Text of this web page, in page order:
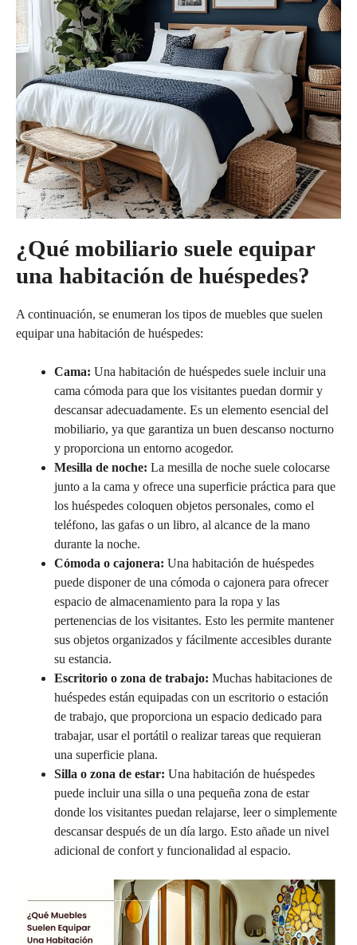
¿Qué mobiliario suele equipar
una habitación de huéspedes?
A continuación, se enumeran los tipos de muebles que suelen
equipar una habitación de huéspedes:
Cama: Una habitación de huéspedes suele incluir una
cama cómoda para que los visitantes puedan dormir y
descansar adecuadamente. Es un elemento esencial del
mobiliario, ya que garantiza un buen descanso nocturno
y proporciona un entorno acogedor.
Mesilla de noche: La mesilla de noche suele colocarse
junto a la cama y ofrece una superficie práctica para que
los huéspedes coloquen objetos personales, como el
teléfono, las gafas o un libro, al alcance de la mano
durante la noche.
Cómoda o cajonera: Una habitación de huéspedes
puede disponer de una cómoda o cajonera para ofrecer
espacio de almacenamiento para la ropa y las
pertenencias de los visitantes. Esto les permite mantener
sus objetos organizados y fácilmente accesibles durante
su estancia.
Escritorio o zona de trabajo: Muchas habitaciones de
huéspedes están equipadas con un escritorio o estación
de trabajo, que proporciona un espacio dedicado para
trabajar, usar el portátil o realizar tareas que requieran
una superficie plana.
Silla o zona de estar: Una habitación de huéspedes
puede incluir una silla o una pequeña zona de estar
donde los visitantes puedan relajarse, leer o simplemente
descansar después de un día largo. Esto añade un nivel
adicional de confort y funcionalidad al espacio.